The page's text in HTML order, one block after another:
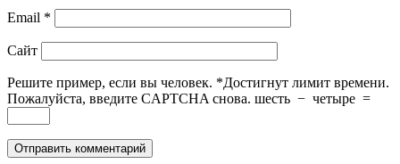
Email *
Сайт
Решите пример, если вы человек. *Достигнут лимит времени.
Пожалуйста, введите CAPTCHA снова. шесть − четыре =